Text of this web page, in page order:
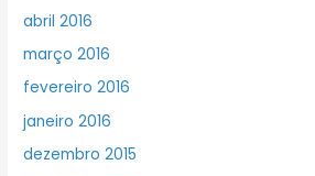
abril 2016
março 2016
fevereiro 2016
janeiro 2016
dezembro 2015